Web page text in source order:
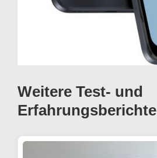
Weitere Test- und
Erfahrungsberichte